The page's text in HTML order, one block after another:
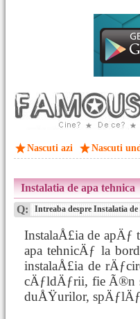
Nascuti azi Nascuti
Instalatia de apa tehnica
Q: Intreaba despre Instalatia de
InstalaÅ£ia de apÄƒ
apa tehnicÄƒ la
instalaÅ£ia de
cÄƒldÄƒrii, fie Ã®n
duÅŸurilor,